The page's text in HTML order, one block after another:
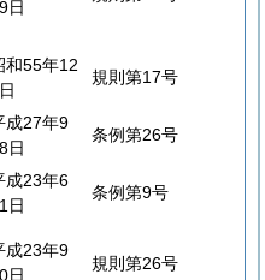
日
55年12
規則第17号
27年9
日
条例第26号
23年6
日
条例第9号
23年9
日
規則第26号